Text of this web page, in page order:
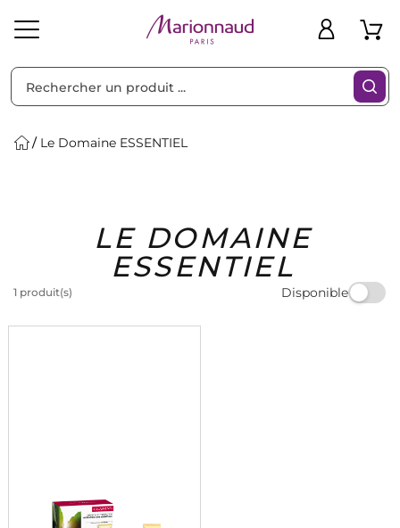
Homme Marques Idées
Cadeaux
Bons
Plans
Le Domaine ESSENTIEL
LE DOMAINE
ESSENTIEL
1 produit(s) Disponible
Filtres